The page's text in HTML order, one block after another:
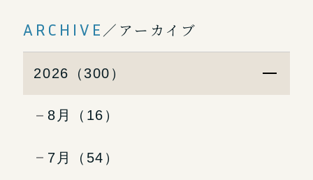
ARCHIVE ／アーカイブ
2026（300）
8月（16）
7月（54）